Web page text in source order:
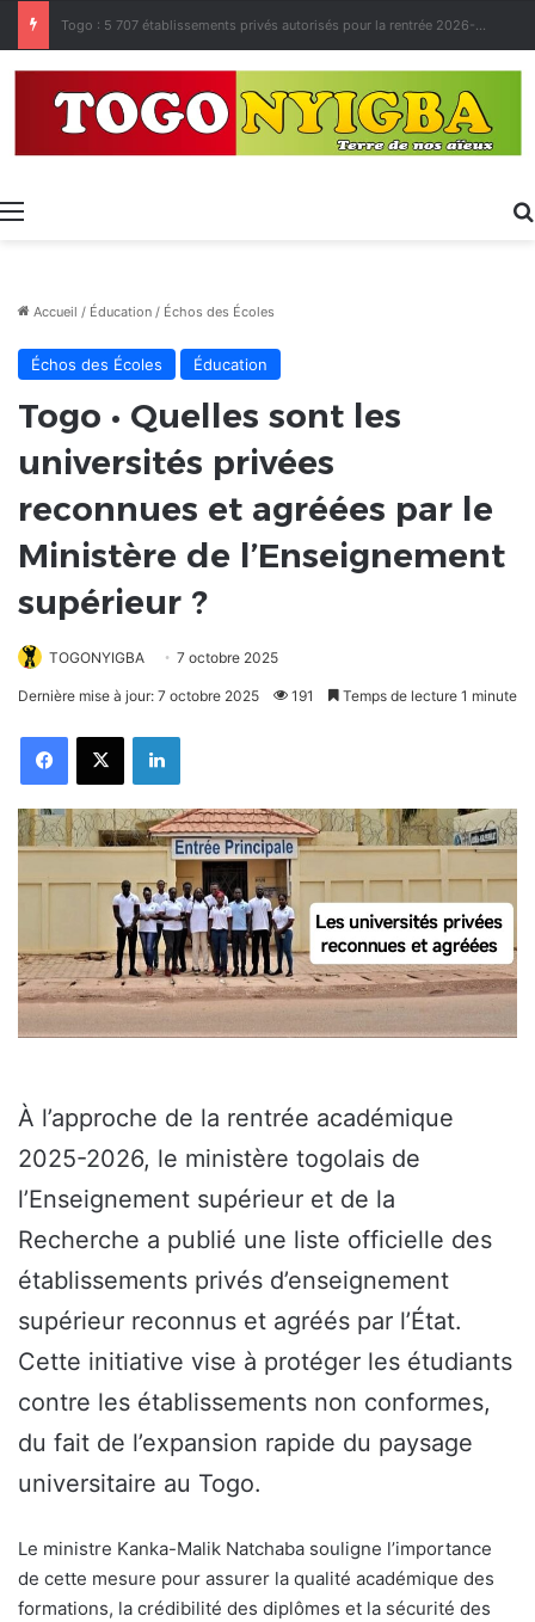
Made in Togo 2026 : un bilan positif qui prépare le terrain pour la Foire Internationale de Lomé
Menu
Accueil / Éducation / Échos des Écoles
Échos des Écoles Éducation
Togo • Quelles sont les
universités privées
reconnues et agréées par le
Ministère de l’Enseignement
supérieur ?
TOGONYIGBA 7 octobre 2025
Dernière mise à jour: 7 octobre 2025 191 Temps de lecture 1 minute
FacebookX Linkedin
À l’approche de la rentrée académique
2025-2026, le ministère togolais de
l’Enseignement supérieur et de la
Recherche a publié une liste officielle des
établissements privés d’enseignement
supérieur reconnus et agréés par l’État.
Cette initiative vise à protéger les étudiants
contre les établissements non conformes,
du fait de l’expansion rapide du paysage
universitaire au Togo.
Le ministre Kanka-Malik Natchaba souligne l’importance
de cette mesure pour assurer la qualité académique des
formations, la crédibilité des diplômes et la sécurité des